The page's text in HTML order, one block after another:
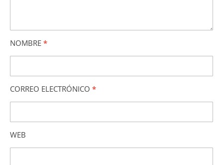
NOMBRE *
CORREO ELECTRÓNICO *
WEB